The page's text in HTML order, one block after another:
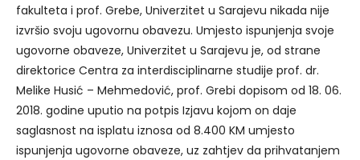
fakulteta i prof. Grebe, Univerzitet u Sarajevu nikada nije
izvršio svoju ugovornu obavezu. Umjesto ispunjenja svoje
ugovorne obaveze, Univerzitet u Sarajevu je, od strane
direktorice Centra za interdisciplinarne studije prof. dr.
Melike Husić – Mehmedović, prof. Grebi dopisom od 18. 06.
2018. godine uputio na potpis Izjavu kojom on daje
saglasnost na isplatu iznosa od 8.400 KM umjesto
ispunjenja ugovorne obaveze, uz zahtjev da prihvatanjem